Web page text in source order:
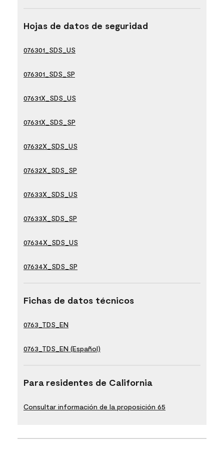
Hojas de datos de seguridad
076301_SDS_US
076301_SDS_SP
07631X_SDS_US
07631X_SDS_SP
07632X_SDS_US
07632X_SDS_SP
07633X_SDS_US
07633X_SDS_SP
07634X_SDS_US
07634X_SDS_SP
Fichas de datos técnicos
0763_TDS_EN
0763_TDS_EN (Español)
Para residentes de California
Consultar información de la proposición 65